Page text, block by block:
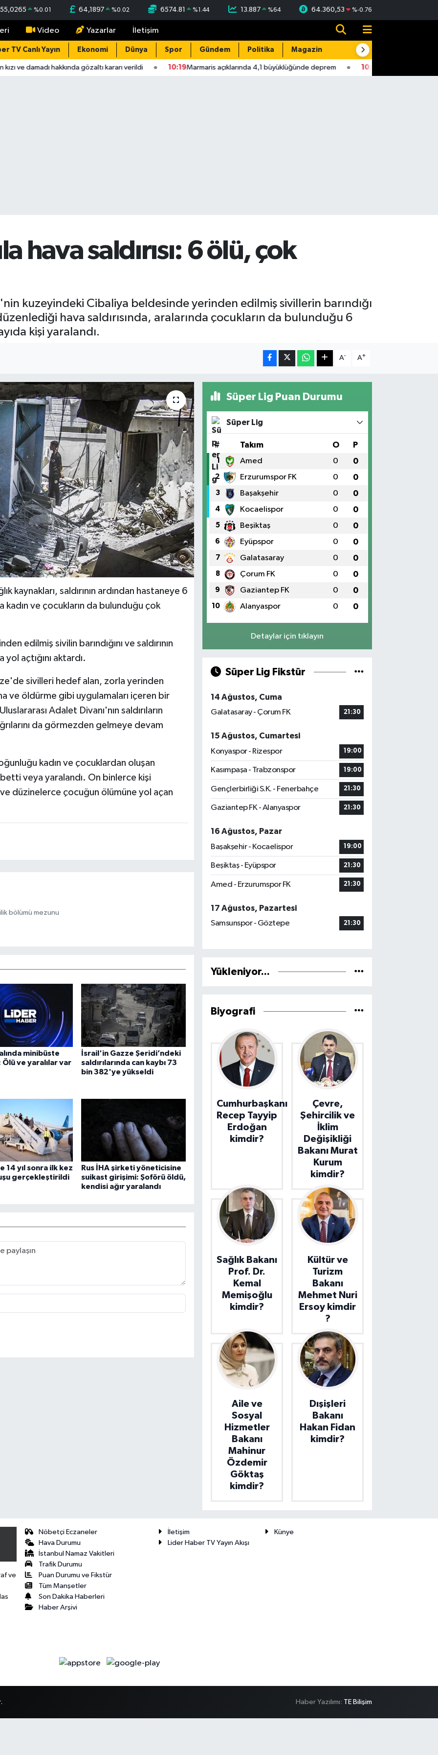
55,0265 %0.01 64,1897 %0.02 6574.81 %1.44 13.887 %64 64.360,53 %-0.76
Video Yazarlar İletişim
TV Canlı Yayın Ekonomi Dünya Spor Gündem Politika Magazin Resmi İlanlar
ve damadı hakkında gözaltı kararı verildi 10:19Marmaris açıklarında 4,1 büyüklüğünde deprem 10:56
hava saldırısı: 6 ölü, çok
kuzeyindeki Cibaliya beldesinde yerinden edilmiş sivillerin barındığı
hava saldırısında, aralarında çocukların da bulunduğu 6
kişi yaralandı.
A- A+
kaynakları, saldırının ardından hastaneye 6
kadın ve çocukların da bulunduğu çok
edilmiş sivilin barındığını ve saldırının
açtığını aktardı.
sivilleri hedef alan, zorla yerinden
ve öldürme gibi uygulamaları içeren bir
Adalet Divanı'nın saldırıların
da görmezden gelmeye devam
kadın ve çocuklardan oluşan
veya yaralandı. On binlerce kişi
düzinelerce çocuğun ölümüne yol açan
bölümü mezunu
minibüste
ve yaralılar var
İsrail'in Gazze Şeridi’ndeki
saldırılarında can kaybı 73
bin 382'ye yükseldi
14 yıl sonra ilk kez
gerçekleştirildi
Rus İHA şirketi yöneticisine
suikast girişimi: Şoförü öldü,
kendisi ağır yaralandı
Süper Lig Puan Durumu
Süper Lig
# Takım O P
1 Amed 0 0
2 Erzurumspor FK 0 0
3 Başakşehir 0 0
4 Kocaelispor 0 0
5 Beşiktaş 0 0
6 Eyüpspor 0 0
7 Galatasaray 0 0
8 Çorum FK 0 0
9 Gaziantep FK 0 0
10 Alanyaspor 0 0
Detaylar için tıklayın
Süper Lig Fikstür
14 Ağustos, Cuma
Galatasaray - Çorum FK
21:30
15 Ağustos, Cumartesi
Konyaspor - Rizespor
19:00
Kasımpaşa - Trabzonspor 19:00
Gençlerbirliği S.K. - Fenerbahçe 21:30
Gaziantep FK - Alanyaspor 21:30
16 Ağustos, Pazar
Başakşehir - Kocaelispor
19:00
Beşiktaş - Eyüpspor 21:30
Amed - Erzurumspor FK 21:30
17 Ağustos, Pazartesi
Samsunspor - Göztepe
21:30
Yükleniyor...
Biyografi
Cumhurbaşkanı
Recep Tayyip
Erdoğan
kimdir?
Çevre,
Şehircilik ve
İklim
Değişikliği
Bakanı Murat
Kurum
kimdir?
Sağlık Bakanı
Prof. Dr.
Kemal
Memişoğlu
kimdir?
Kültür ve
Turizm
Bakanı
Mehmet Nuri
Ersoy kimdir
?
Aile ve
Sosyal
Hizmetler
Bakanı
Mahinur
Özdemir
Göktaş
kimdir?
Dışişleri
Bakanı
Hakan Fidan
kimdir?
ve
Nöbetçi Eczaneler
Hava Durumu
İstanbul Namaz Vakitleri
Trafik Durumu
Puan Durumu ve Fikstür
Tüm Manşetler
Son Dakika Haberleri
Haber Arşivi
İletişim
Künye
Lider Haber TV Yayın Akışı
Haber Yazılımı: TE Bilişim